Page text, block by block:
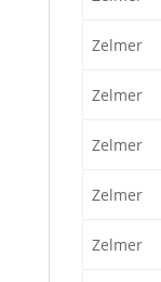
Zelmer
Zelmer
Zelmer
Zelmer
Zelmer